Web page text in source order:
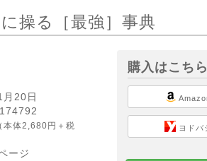
操る［最強］事典
20日
本体2,680円＋税
ージ
購入はこち
ヨドバ